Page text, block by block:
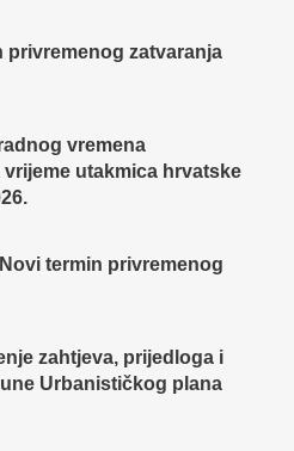
privremenog zatvaranja
vremena
utakmica hrvatske
termin privremenog
zahtjeva, prijedloga i
Urbanističkog plana